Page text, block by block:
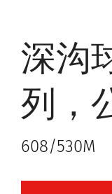
深沟
列，
608/530M